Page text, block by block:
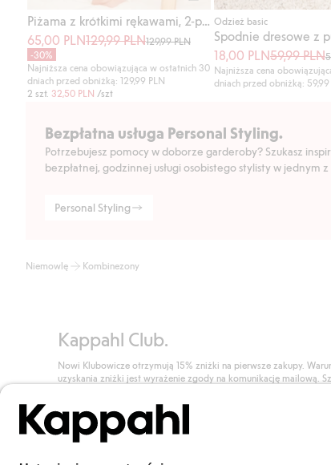
Piżama z krótkimi rękawami, 2-pak
65,00 PLN129,99 PLN129,99 PLN
-30%
Najniższa cena obowiązująca w ostatnich 30
dniach przed obniżką: 129,99 PLN
2 szt. 32,50 PLN /szt
Odzież basic
18,00 PLN59,99 PLN
Najniższa cena
dniach przed obniżką: 59,99
Bezpłatna usługa Personal Styling.
Potrzebujesz pomocy w doborze garderoby? Szukasz
bezpłatnej, godzinnej usługi osobistego stylisty w jednym
Personal Styling
Niemowlę Kombinezony
Kappahl Club.
Nowi Klubowicze otrzymują 15% zniżki na pierwsze zakupy.
uzyskania zniżki jest wyrażenie zgody na komunikację mailową.
Dołącz do Klubu!